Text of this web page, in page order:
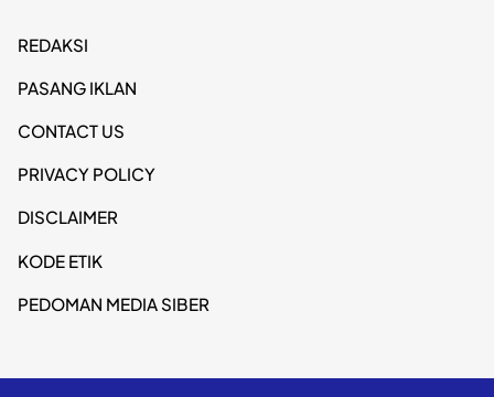
REDAKSI
PASANG IKLAN
CONTACT US
PRIVACY POLICY
DISCLAIMER
KODE ETIK
PEDOMAN MEDIA SIBER